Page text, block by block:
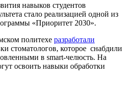
навыков студентов
стало реализацией одной из
«Приоритет 2030».
политехе разработали
стоматологов, которое снабдили
в smart-челюсть. На
освоить навыки обработки